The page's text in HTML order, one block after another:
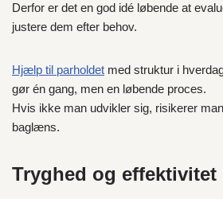
Derfor er det en god idé løbende at
justere dem efter behov.
Hjælp til parholdet med struktur i
gør én gang, men en løbende proces.
Hvis ikke man udvikler sig, risikerer
baglæns.
Tryghed og effektivitet